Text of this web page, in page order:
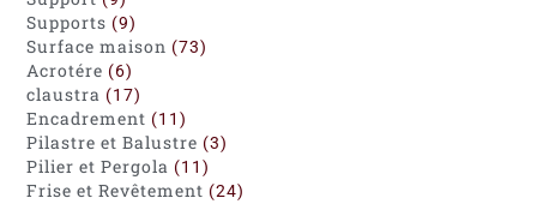
Supports 9
Surface maison 73
Acrotére 6
claustra 17
Encadrement 11
Pilastre et Balustre 3
Pilier et Pergola 11
Frise et Revêtement 24